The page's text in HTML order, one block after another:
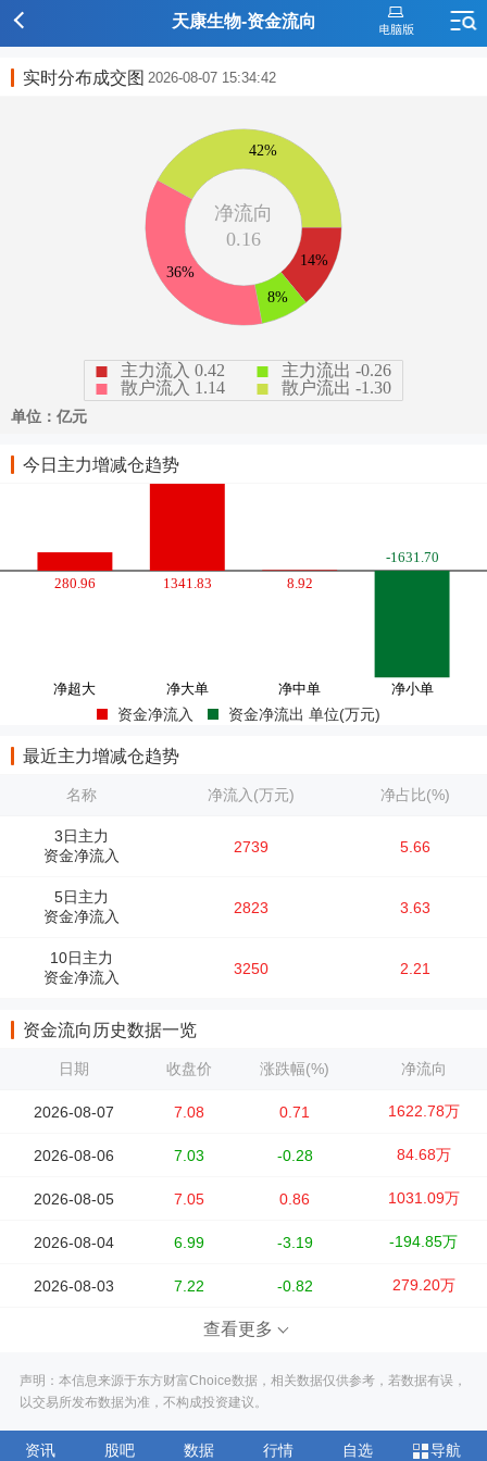
天康生物-资金流向
实时分布成交图 2026-08-07 15:34:42
今日主力增减仓趋势
资金净流入 资金净流出 单位(万元)
最近主力增减仓趋势
名称 净流入(万元) 净占比(%)
3日主力
资金净流入
2739 5.66
5日主力
资金净流入
2823 3.63
10日主力
资金净流入
3250 2.21
资金流向历史数据一览
日期 收盘价 涨跌幅(%) 净流向
2026-08-07 7.08 0.71 1622.78万
2026-08-06 7.03 -0.28 84.68万
2026-08-05 7.05 0.86 1031.09万
2026-08-04 6.99 -3.19 -194.85万
2026-08-03 7.22 -0.82 279.20万
查看更多
声明：本信息来源于东方财富Choice数据，相关数据仅供参考，若数据有误，
以交易所发布数据为准，不构成投资建议。
资讯 股吧 数据 行情 自选 导航